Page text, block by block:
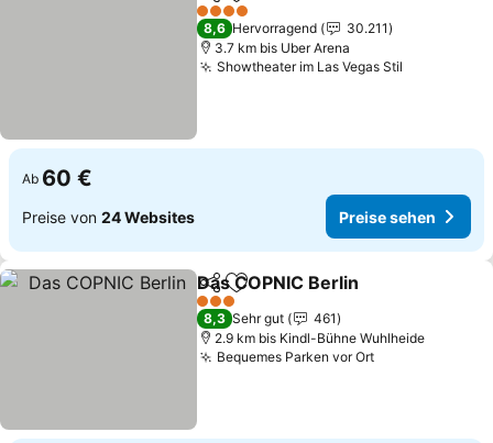
4 Sterne
8,6 Hervorragend
30.211
3.7 km bis Uber Arena
Showtheater im Las Vegas Stil
Ab 60 €
Preise von 24 Websites Preise sehen
TeilenZu Favoriten hinzufügen
Das COPNIC Berlin
3 Sterne
8,3 Sehr gut
461
2.9 km bis Kindl-Bühne Wuhlheide
Bequemes Parken vor OrtPreise sehen